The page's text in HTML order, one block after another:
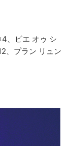
、ビエ オゥ シ
、プラン リュン